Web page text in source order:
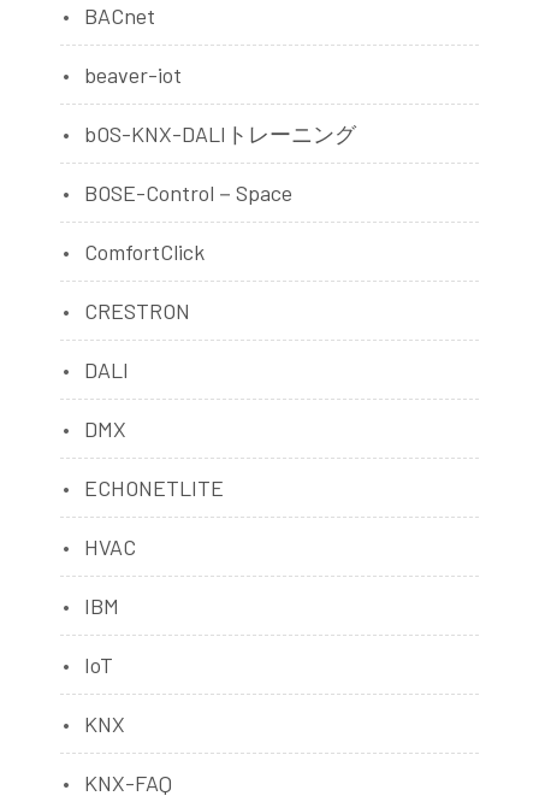
BACnet
beaver-iot
bOS-KNX-DALIトレーニング
BOSE-Control－Space
ComfortClick
CRESTRON
DALI
DMX
ECHONETLITE
HVAC
IBM
IoT
KNX
KNX-FAQ